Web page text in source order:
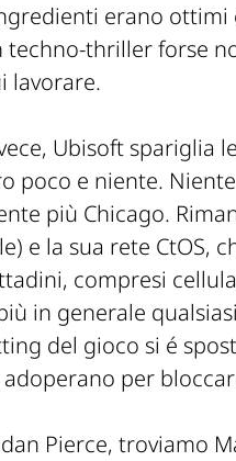
erano ottimi
techno-thriller forse
lavorare.
Ubisoft spariglia
poco e niente.
più Chicago.
e la sua rete CtOS,
compresi
in generale
del gioco si é
per
Pierce, troviamo